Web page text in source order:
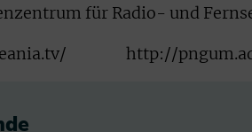
für Radio- und
http://